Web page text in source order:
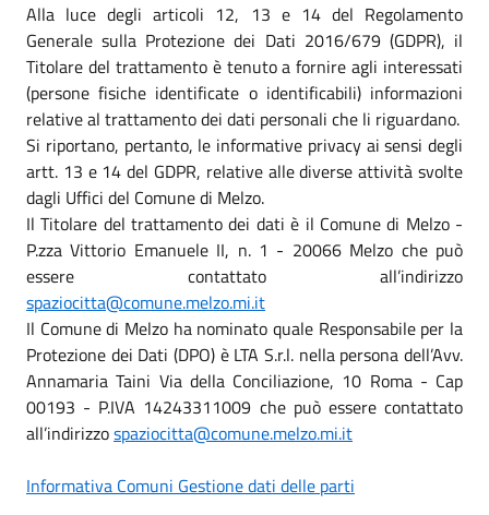
Alla luce degli articoli 12, 13 e 14 del Regolamento
Generale sulla Protezione dei Dati 2016/679 (GDPR), il
Titolare del trattamento è tenuto a fornire agli interessati
(persone fisiche identificate o identificabili) informazioni
relative al trattamento dei dati personali che li riguardano.
Si riportano, pertanto, le informative privacy ai sensi degli
artt. 13 e 14 del GDPR, relative alle diverse attività svolte
dagli Uffici del Comune di Melzo.
Il Titolare del trattamento dei dati è il Comune di Melzo -
P.zza Vittorio Emanuele II, n. 1 - 20066 Melzo che può
essere contattato all’indirizzo
spaziocitta@comune.melzo.mi.it
Il Comune di Melzo ha nominato quale Responsabile per la
Protezione dei Dati (DPO) è LTA S.r.l. nella persona dell’Avv.
Annamaria Taini Via della Conciliazione, 10 Roma - Cap
00193 - P.IVA 14243311009 che può essere contattato
all’indirizzospaziocitta@comune.melzo.mi.it
Informativa Comuni Gestione dati delle parti